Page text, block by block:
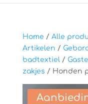
Home / Alle
Artikelen /
badtextiel/
zakjes / Honden